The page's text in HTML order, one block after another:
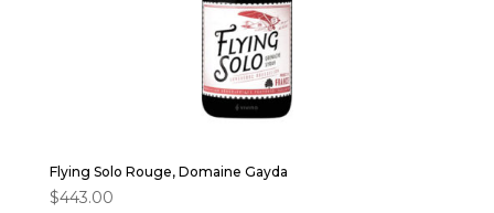
Flying Solo Rouge, Domaine Gayda
$443.00